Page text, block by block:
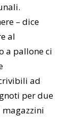
– dice
al
a pallone ci
ad
per due